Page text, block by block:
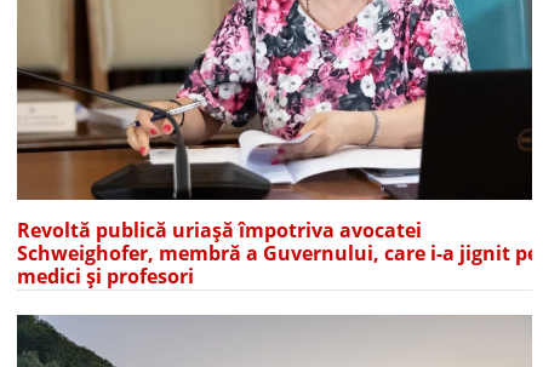
Revoltă publică uriașă împotriva avocatei
Schweighofer, membră a Guvernului, care i-a jignit pe
medici și profesori